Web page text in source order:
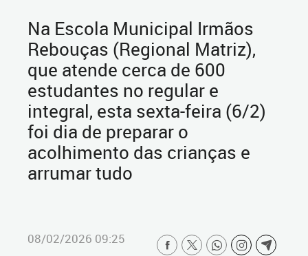
Na Escola Municipal Irmãos
Rebouças (Regional Matriz),
que atende cerca de 600
estudantes no regular e
integral, esta sexta-feira (6/2)
foi dia de preparar o
acolhimento das crianças e
arrumar tudo
08/02/2026 09:25